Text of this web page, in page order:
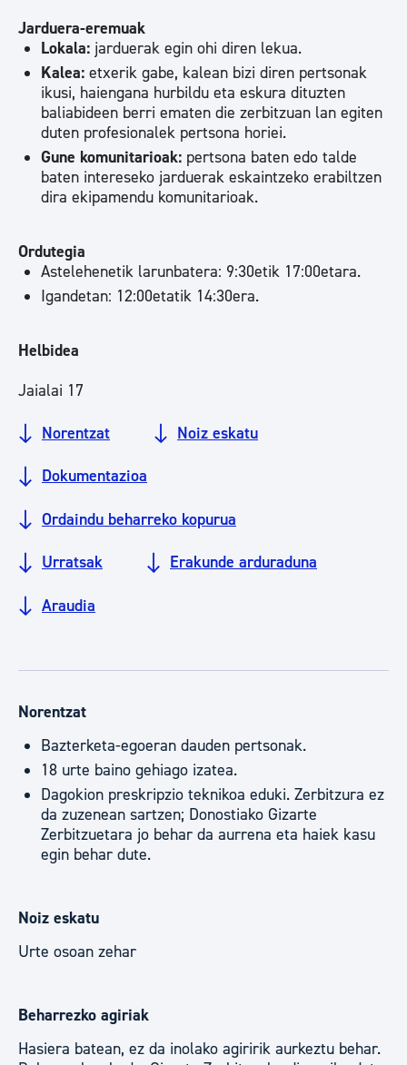
Jarduera-eremuak
Lokala: jarduerak egin ohi diren lekua.
Kalea: etxerik gabe, kalean bizi diren pertsonak
ikusi, haiengana hurbildu eta eskura dituzten
baliabideen berri ematen die zerbitzuan lan egiten
duten profesionalek pertsona horiei.
Gune komunitarioak: pertsona baten edo talde
baten intereseko jarduerak eskaintzeko erabiltzen
dira ekipamendu komunitarioak.
Ordutegia
Astelehenetik larunbatera: 9:30etik 17:00etara.
Igandetan: 12:00etatik 14:30era.
Helbidea
Jaialai 17
Norentzat Noiz eskatu
Dokumentazioa
Ordaindu beharreko kopurua
Urratsak Erakunde arduraduna
Araudia
Norentzat
Bazterketa-egoeran dauden pertsonak.
18 urte baino gehiago izatea.
Dagokion preskripzio teknikoa eduki. Zerbitzura ez
da zuzenean sartzen; Donostiako Gizarte
Zerbitzuetara jo behar da aurrena eta haiek kasu
egin behar dute.
Noiz eskatu
Urte osoan zehar
Beharrezko agiriak
Hasiera batean, ez da inolako agiririk aurkeztu behar.